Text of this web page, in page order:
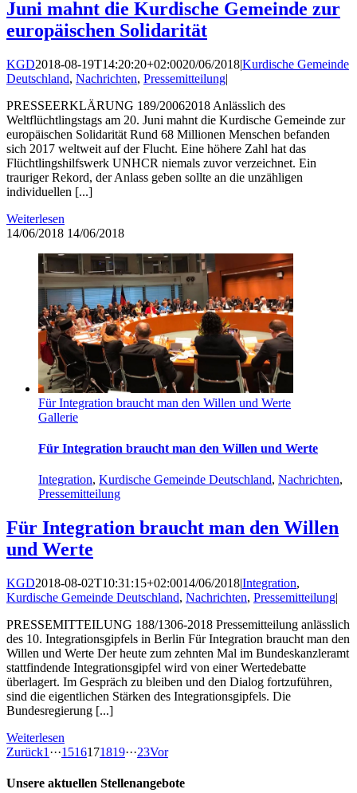
Juni mahnt die Kurdische Gemeinde zur
europäischen Solidarität
KGD2018-08-19T14:20:20+02:0020/06/2018|Kurdische Gemeinde
Deutschland, Nachrichten, Pressemitteilung|
PRESSEERKLÄRUNG 189/20062018 Anlässlich des
Weltflüchtlingstags am 20. Juni mahnt die Kurdische Gemeinde zur
europäischen Solidarität Rund 68 Millionen Menschen befanden
sich 2017 weltweit auf der Flucht. Eine höhere Zahl hat das
Flüchtlingshilfswerk UNHCR niemals zuvor verzeichnet. Ein
trauriger Rekord, der Anlass geben sollte an die unzähligen
individuellen [...]
Weiterlesen
14/06/2018 14/06/2018
Für Integration braucht man den Willen und Werte
Gallerie
Für Integration braucht man den Willen und Werte
Integration, Kurdische Gemeinde Deutschland, Nachrichten,
Pressemitteilung
Für Integration braucht man den Willen
und Werte
KGD2018-08-02T10:31:15+02:0014/06/2018|Integration,
Kurdische Gemeinde Deutschland, Nachrichten, Pressemitteilung|
PRESSEMITTEILUNG 188/1306-2018 Pressemitteilung anlässlich
des 10. Integrationsgipfels in Berlin Für Integration braucht man den
Willen und Werte Der heute zum zehnten Mal im Bundeskanzleramt
stattfindende Integrationsgipfel wird von einer Wertedebatte
überlagert. Im Gespräch zu bleiben und den Dialog fortzuführen,
sind die eigentlichen Stärken des Integrationsgipfels. Die
Bundesregierung [...]
Weiterlesen
Zurück1 ···1516171819···23Vor
Unsere aktuellen Stellenangebote